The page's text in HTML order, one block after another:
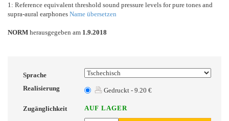
1: Reference equivalent threshold sound pressure levels for pure tones and
supra-aural earphones Name übersetzen
NORM herausgegeben am 1.9.2018
Sprache
Realisierung
Gedruckt - 9.20 €
Zugänglichkeit AUF LAGER